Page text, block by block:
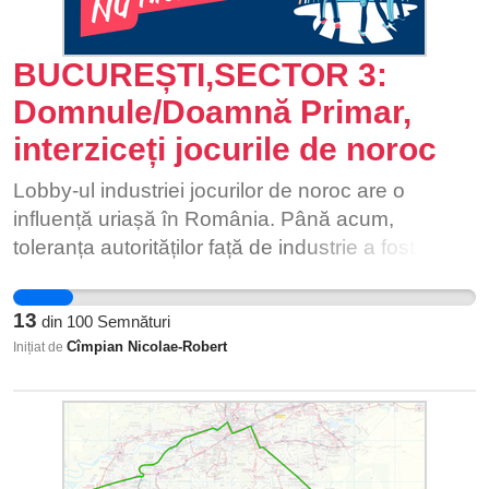
BUCUREȘTI,SECTOR 3:
Domnule/Doamnă Primar,
interziceți jocurile de noroc
Lobby-ul industriei jocurilor de noroc are o
influență uriașă în România. Până acum,
toleranța autorităților față de industrie a fost
se află peste tot, chiar și la parterul blocului în
care locuim. Nu e de mirare că România ocupă
locul 2 în lume după Statele Unite în ce privește
reprezintă 0,24% din populația lumii, din România
se joacă 3,1% din cifra totală online pe plan
mondial. [2] 1 din 4 adolescenți români a jucat la
13 din 100 Semnături
Inițiat de Cîmpian Nicolae-Robert